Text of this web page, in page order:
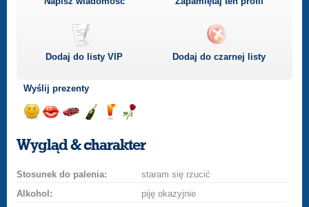
Dodaj do listyVIP Dodaj do czarnej listy
Wyślij prezenty
uśmiech
buziakasamochodem
szampana
drinka
różę
Wygląd & charakter
Stosunek do palenia:
staram się rzucić
Alkohol:
piję okazyjnie